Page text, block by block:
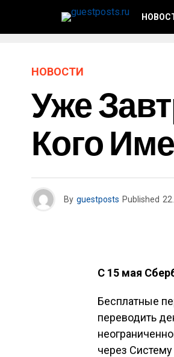
НОВОСТИ
Уже
Кого
By guestposts Published
С 15 мая
Бесплатные
переводить
через